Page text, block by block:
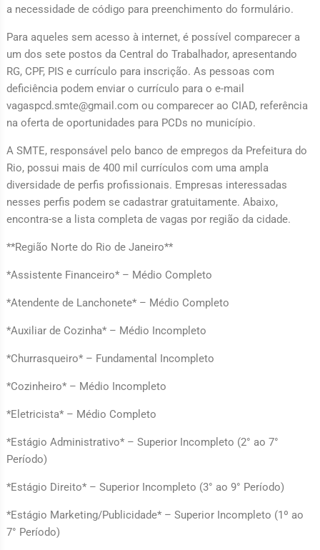
a necessidade de código para preenchimento do formulário.
Para aqueles sem acesso à internet, é possível comparecer a
um dos sete postos da Central do Trabalhador, apresentando
RG, CPF, PIS e currículo para inscrição. As pessoas com
deficiência podem enviar o currículo para o e-mail
vagaspcd.smte@gmail.com ou comparecer ao CIAD, referência
na oferta de oportunidades para PCDs no município.
A SMTE, responsável pelo banco de empregos da Prefeitura do
Rio, possui mais de 400 mil currículos com uma ampla
diversidade de perfis profissionais. Empresas interessadas
nesses perfis podem se cadastrar gratuitamente. Abaixo,
encontra-se a lista completa de vagas por região da cidade.
**Região Norte do Rio de Janeiro**
*Assistente Financeiro* – Médio Completo
*Atendente de Lanchonete* – Médio Completo
*Auxiliar de Cozinha* – Médio Incompleto
*Churrasqueiro* – Fundamental Incompleto
*Cozinheiro* – Médio Incompleto
*Eletricista* – Médio Completo
*Estágio Administrativo* – Superior Incompleto (2° ao 7°
Período)
*Estágio Direito* – Superior Incompleto (3° ao 9° Período)
*Estágio Marketing/Publicidade* – Superior Incompleto (1º ao
7° Período)